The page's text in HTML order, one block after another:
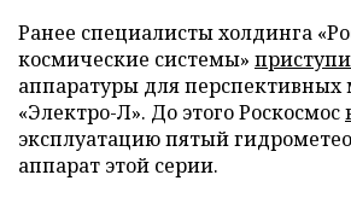
Ранее специалисты холдинга
космические системы»
аппаратуры для перспективных
«Электро-Л». До этого Роскосмос
эксплуатацию пятый
аппарат этой серии.